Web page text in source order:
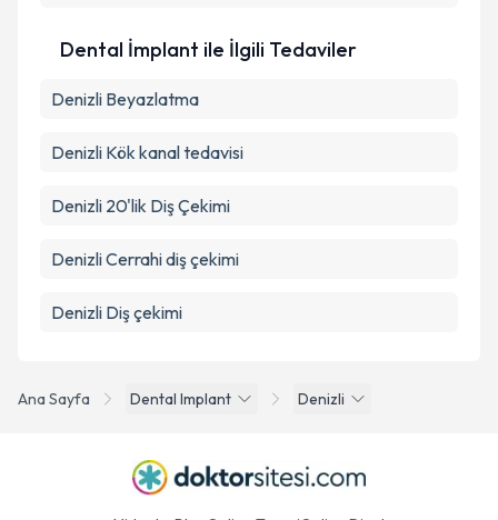
Ana Sayfa Dental Implant Denizli
Dental İmplant ile İlgili Tedaviler
Denizli Beyazlatma
Denizli Kök kanal tedavisi
Denizli 20'lik Diş Çekimi
Denizli Cerrahi diş çekimi
Denizli Diş çekimi